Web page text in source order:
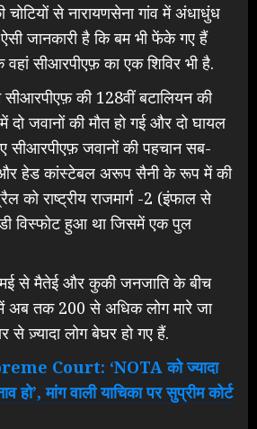
चोटियों से नारायणसेना गांव में अंधाधुंध
जानकारी है कि बम भी फेंके गए हैं
वहां सीआरपीएफ़ का एक शिविर भी है.
की 128वीं बटालियन की
दो जवानों की मौत हो गई और दो घायल
सीआरपीएफ़ जवानों की पहचान सब-
हेड कांस्टेबल अरूप सैनी के रूप में की
राष्ट्रीय राजमार्ग -2 (इंफाल से
विस्फोट हुआ था जिसमें एक पुल
से मैतेई और कुकी जनजाति के बीच
अब तक 200 से अधिक लोग मारे जा
ज़्यादा लोग बेघर हो गए हैं.
Court: ‘NOTA को ज्यादा
हो’, मांग वाली याचिका पर सुप्रीम कोर्ट